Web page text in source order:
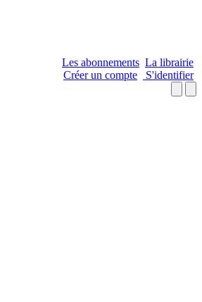
Les abonnements La librairie
Créer un compte
S'identifier